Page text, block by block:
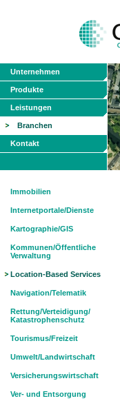
Unternehmen
Produkte
Leistungen
Branchen
Kontakt
Immobilien
Internetportale/Dienste
Kartographie/GIS
Kommunen/Öffentliche
Verwaltung
Location-Based Services
Navigation/Telematik
Rettung/Verteidigung/
Katastrophenschutz
Tourismus/Freizeit
Umwelt/Landwirtschaft
Versicherungswirtschaft
Ver- und Entsorgung